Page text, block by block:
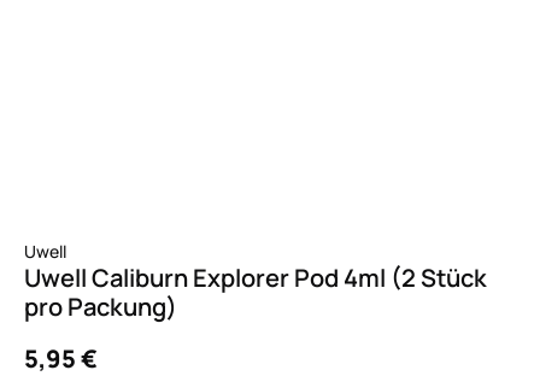
Uwell
Uwell Caliburn Explorer Pod 4ml (2 Stück
pro Packung)
5,95 €